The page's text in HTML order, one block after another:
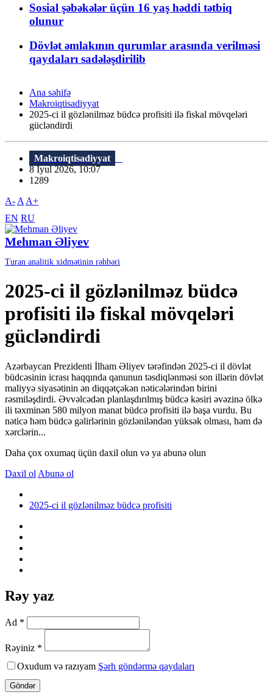
Sosial şəbəkələr üçün 16 yaş həddi tətbiq
olunur
Dövlət əmlakının qurumlar arasında verilməsi
qaydaları sadələşdirilib
Ana səhifə
Makroiqtisadiyyat
2025-ci il gözlənilməz büdcə profisiti ilə fiskal mövqeləri
gücləndirdi
Makroiqtisadiyyat
8 İyul 2026, 10:07
1289
A- A A+
EN RU
Mehman Əliyev
Turan analitik xidmətinin rəhbəri
2025-ci il gözlənilməz büdcə
profisiti ilə fiskal mövqeləri
gücləndirdi
Azərbaycan Prezidenti İlham Əliyev tərəfindən 2025-ci il dövlət
büdcəsinin icrası haqqında qanunun təsdiqlənməsi son illərin dövlət
maliyyə siyasətinin ən diqqətçəkən nəticələrindən birini
rəsmiləşdirdi. Əvvəlcədən planlaşdırılmış büdcə kəsiri əvəzinə ölkə
ili təxminən 580 milyon manat büdcə profisiti ilə başa vurdu. Bu
nəticə həm büdcə gəlirlərinin gözləniləndən yüksək olması, həm də
xərclərin...
Daha çox oxumaq üçün daxil olun və ya abunə olun
Daxil ol Abunə ol
2025-ci il gözlənilməz büdcə profisiti
Rəy yaz
Ad *
Rəyiniz *
Oxudum və razıyam Şərh göndərmə qaydaları
Göndər